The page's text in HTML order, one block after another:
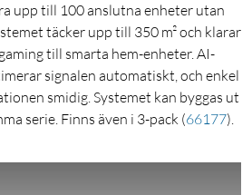
upp till 100 anslutna enheter utan
täcker upp till 350 m² och klarar
till smarta hem-enheter. AI-
signalen automatiskt, och enkel
smidig. Systemet kan byggas ut
serie. Finns även i 3-pack (66177).